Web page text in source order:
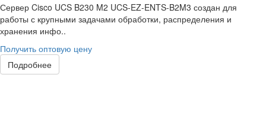
Сервер Cisco UCS B230 M2 UCS-EZ-ENTS-B2M3 создан для
работы с крупными задачами обработки, распределения и
хранения инфо..
Получить оптовую цену
Подробнее